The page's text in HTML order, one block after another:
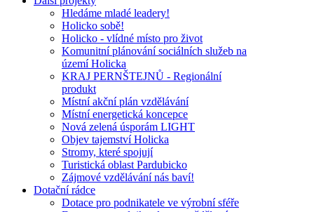
Hledáme mladé leadery!
Holicko sobě!
Holicko - vlídné místo pro život
Komunitní plánování sociálních služeb na
území Holicka
KRAJ PERNŠTEJNŮ - Regionální
produkt
Místní akční plán vzdělávání
Místní energetická koncepce
Nová zelená úsporám LIGHT
Objev tajemství Holicka
Stromy, které spojují
Turistická oblast Pardubicko
Zájmové vzdělávání nás baví!
Dotační rádce
Dotace pro podnikatele ve výrobní sféře